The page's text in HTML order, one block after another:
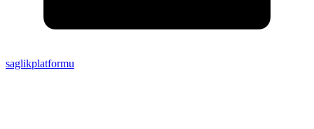
saglikplatformu